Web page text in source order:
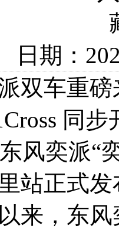
日期：
双车重
同
奕派“
站正式
来，东